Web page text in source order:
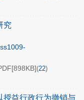
究
898KB](22)
益行政行为撤销与